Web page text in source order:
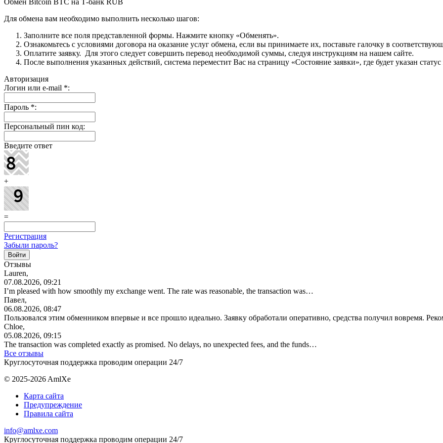
Для обмена вам необходимо выполнить несколько шагов:
Заполните все поля представленной формы. Нажмите кнопку «Обменять».
Ознакомьтесь с условиями договора на оказание услуг обмена, если вы принимаете их, поставьте галочку в
Оплатите заявку. Для этого следует совершить перевод необходимой суммы, следуя инструкциям на нашем сайте.
После выполнения указанных действий, система переместит Вас на страницу «Состояние заявки», где будет указан
Авторизация
Логин или e-mail *:
Пароль *:
Персональный пин код:
Введите ответ
+
=
Регистрация
Забыли пароль?
Отзывы
Lauren,
07.08.2026, 09:21
I’m pleased with how smoothly my exchange went. The rate was reasonable, the transaction was…
Павел,
06.08.2026, 08:47
Пользовался этим обменником впервые и все прошло идеально. Заявку обработали оперативно, средства получил вовремя.
Chloe,
05.08.2026, 09:15
The transaction was completed exactly as promised. No delays, no unexpected fees, and the funds…
Все отзывы
Круглосуточная поддержка проводим операции 24/7
© 2025-2026 AmlXe
Карта сайта
Предупреждение
Правила сайта
info@amlxe.com
Круглосуточная поддержка проводим операции 24/7